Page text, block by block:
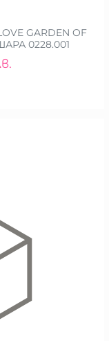
GARDEN OF
0228.001